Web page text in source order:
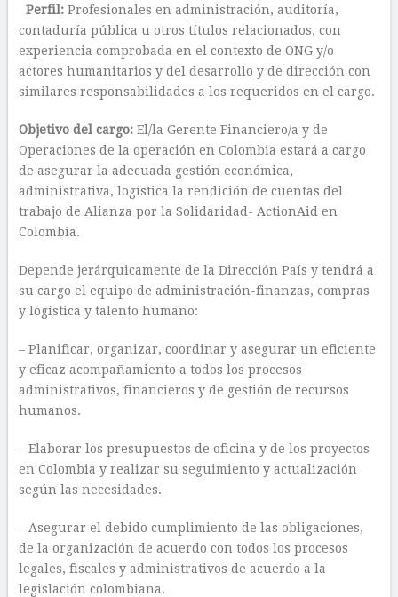
Perfil:Profesionales en administración, auditoría,
contaduría pública u otros títulos relacionados, con
experiencia comprobada en el contexto de ONG y/o
actores humanitarios y del desarrollo y de dirección con
similares responsabilidades a los requeridos en el cargo.
Objetivo del cargo: El/la Gerente Financiero/a y de
Operaciones de la operación en Colombia estará a cargo
de asegurar la adecuada gestión económica,
administrativa, logística la rendición de cuentas del
trabajo de Alianza por la Solidaridad- ActionAid en
Colombia.
Depende jerárquicamente de la Dirección País y tendrá a
su cargo el equipo de administración-finanzas, compras
y logística y talento humano:
– Planificar, organizar, coordinar y asegurar un eficiente
y eficaz acompañamiento a todos los procesos
administrativos, financieros y de gestión de recursos
humanos.
– Elaborar los presupuestos de oficina y de los proyectos
en Colombia y realizar su seguimiento y actualización
según las necesidades.
– Asegurar el debido cumplimiento de las obligaciones,
de la organización de acuerdo con todos los procesos
legales, fiscales y administrativos de acuerdo a la
legislación colombiana.